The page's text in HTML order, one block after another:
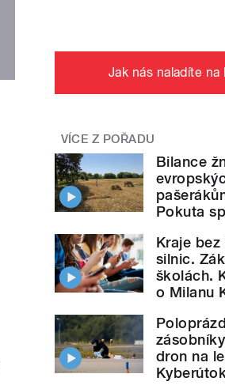
Jak nás naladíte na
VÍCE Z POŘADU
Bilance
Pokuta
Kraje
silnic.
školách.
o Milanu
dron na